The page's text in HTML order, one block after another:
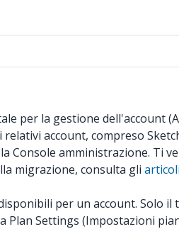
per la gestione dell'account
account, compreso
Console amministrazione. Ti
migrazione, consulta gli
per un account. Solo
Settings (Impostazioni